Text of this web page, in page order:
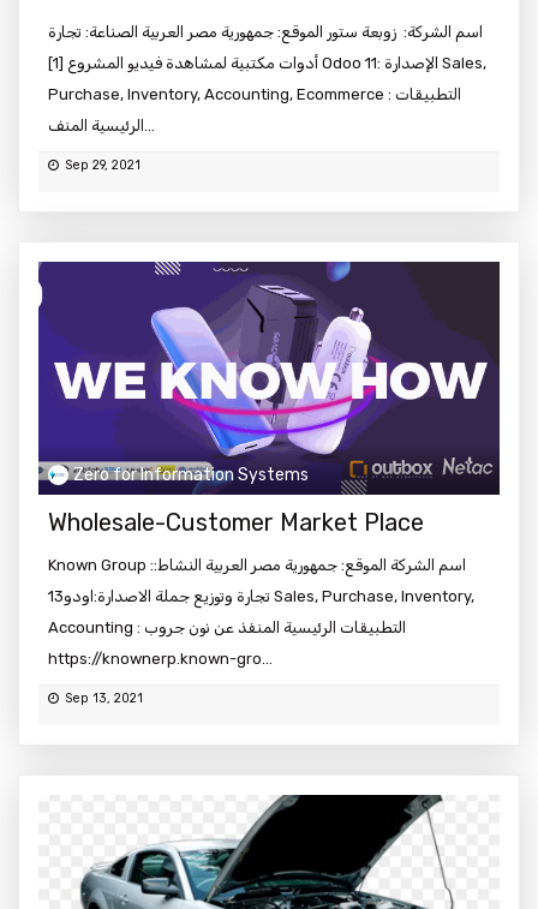
اسم الشركة: زوبعة ستور الموقع: جمهورية مصر العربية الصناعة: تجارة
أدوات مكتبية لمشاهدة فيديو المشروع [1] Odoo 11: الإصدارة Sales,
Purchase, Inventory, Accounting, Ecommerce : التطبيقات
Sep 29, 2021
Zero for Information Systems
Wholesale-Customer Market Place
Known Group :اسم الشركة الموقع: جمهورية مصر العربية النشاط:
تجارة وتوزيع جملة الاصدارة:اودو13 Sales, Purchase, Inventory,
Accounting : التطبيقات الرئيسية المنفذ عن نون جروب
https://knownerp.known-gro...
Sep 13, 2021